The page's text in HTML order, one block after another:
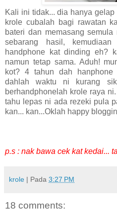
Kali ini tidak... dia hanya
krole cubalah bagi rawatan
bateri dan memasang
sebarang hasil,
handphone kat dinding eh?
namun tetap sama. Aduh!
kot? 4 tahun dah hanphone
dahlah waktu ni kurang
berhandphonelah krole raya
tahu lepas ni ada rezeki pula
kan... kan...Oklah happy
p.s : nak bawa cek kat kedai...
krole | Pada 3:27 PM
18 comments: